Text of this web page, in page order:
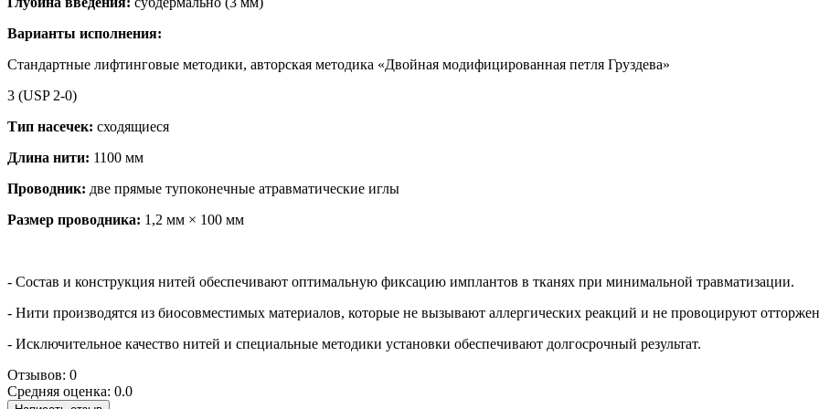
Варианты исполнения:
Стандартные лифтинговые методики, авторская методика «Двойная модифицированная петля Груздева»
3 (USP 2-0)
Тип насечек: сходящиеся
Длина нити: 1100 мм
Проводник: две прямые тупоконечные атравматические иглы
Размер проводника: 1,2 мм × 100 мм
- Состав и конструкция нитей обеспечивают оптимальную фиксацию имплантов в тканях при минимальной травматизации.
- Нити производятся из биосовместимых материалов, которые не вызывают аллергических реакций и не провоцируют
- Исключительное качество нитей и специальные методики установки обеспечивают долгосрочный результат.
Отзывов: 0
Средняя оценка: 0.0